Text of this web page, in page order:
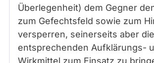
Überlegenheit) dem Gegner
zum Gefechtsfeld sowie zum
versperren, seinerseits aber die
entsprechenden Aufklärungs-
Wirkmittel zum Einsatz zu